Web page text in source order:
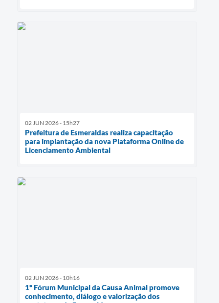
02 JUN 2026 - 15h27
Prefeitura de Esmeraldas realiza capacitação
para implantação da nova Plataforma Online de
Licenciamento Ambiental
02 JUN 2026 - 10h16
1º Fórum Municipal da Causa Animal promove
conhecimento, diálogo e valorização dos